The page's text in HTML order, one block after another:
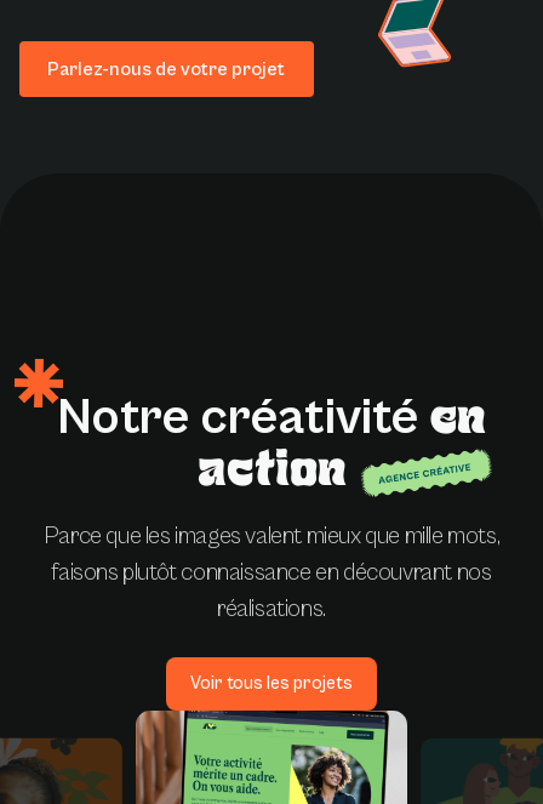
Parlez-nous de votre projet
Notre créativité en
action
Parce que les images valent mieux que mille mots,
faisons plutôt connaissance en découvrant nos
réalisations.
Voir tous les projets